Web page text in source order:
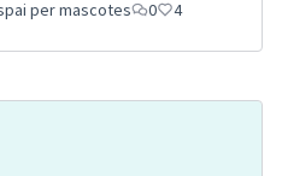
per mascotes 0 4